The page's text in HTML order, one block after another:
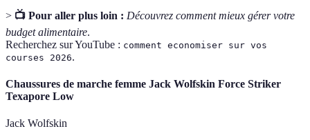
> 📺 Pour aller plus loin : Découvrez comment mieux gérer votre
budget alimentaire.
Recherchez sur YouTube : comment economiser sur vos
courses 2026.
Chaussures de marche femme Jack Wolfskin Force Striker
Texapore Low
Jack Wolfskin